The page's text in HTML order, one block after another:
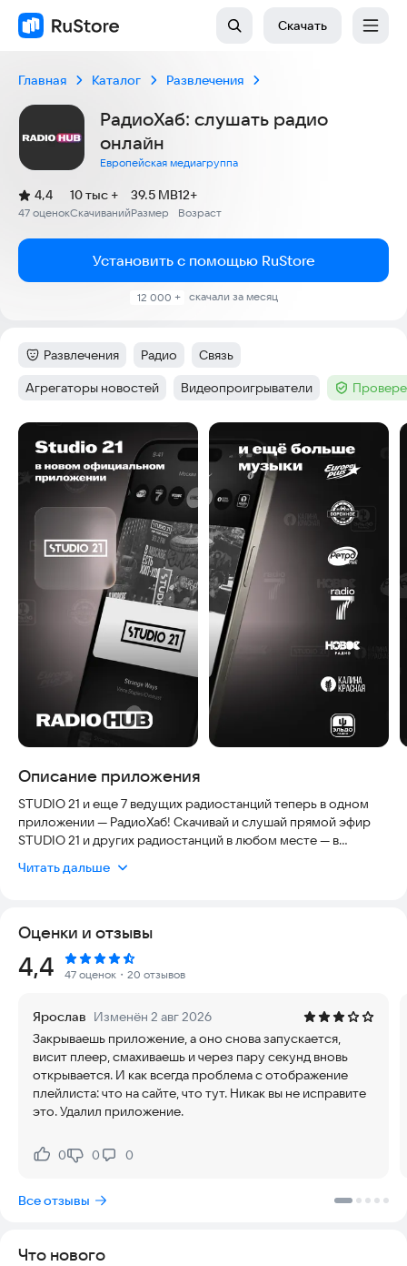
Скачать
Главная Каталог Развлечения
РадиоХаб: слушать радио
онлайн
Европейская медиагруппа
Рейтинг:
4,4
(
47 оценок
)
Скачиваний
10 тыс +
Размер
39.5 MB
Возраст
12+
Установить с помощью RuStore
12 000 + скачали за месяц
Категория:
Развлечения Тег:
Радио Тег:
Связь
Тег:
Агрегаторы новостей Тег:
Видеопроигрыватели Тег :
Скриншоты
Описание приложения
STUDIO 21 и еще 7 ведущих радиостанций теперь в одном
приложении — РадиоХаб! Скачивай и слушай прямой эфир
STUDIO 21 и других радиостанций в любом месте — в
• Выбирай музыку под свое настроение из дополнительных
потоков других радиостанций страны.
SOUND OF NOW
Читать дальше
Оценки и отзывы
Рейтинг:
4,4 47 оценок ・20 отзывов
Ярослав Изменён 2 авг 2026
Закрываешь приложение, а оно снова запускается,
висит плеер, смахиваешь и через пару секунд вновь
открывается. И как всегда проблема с отображение
плейлиста: что на сайте, что тут. Никак вы не исправите
это. Удалил приложение.
Нравится:
0Не нравится:
0 0
Все отзывы
Что нового